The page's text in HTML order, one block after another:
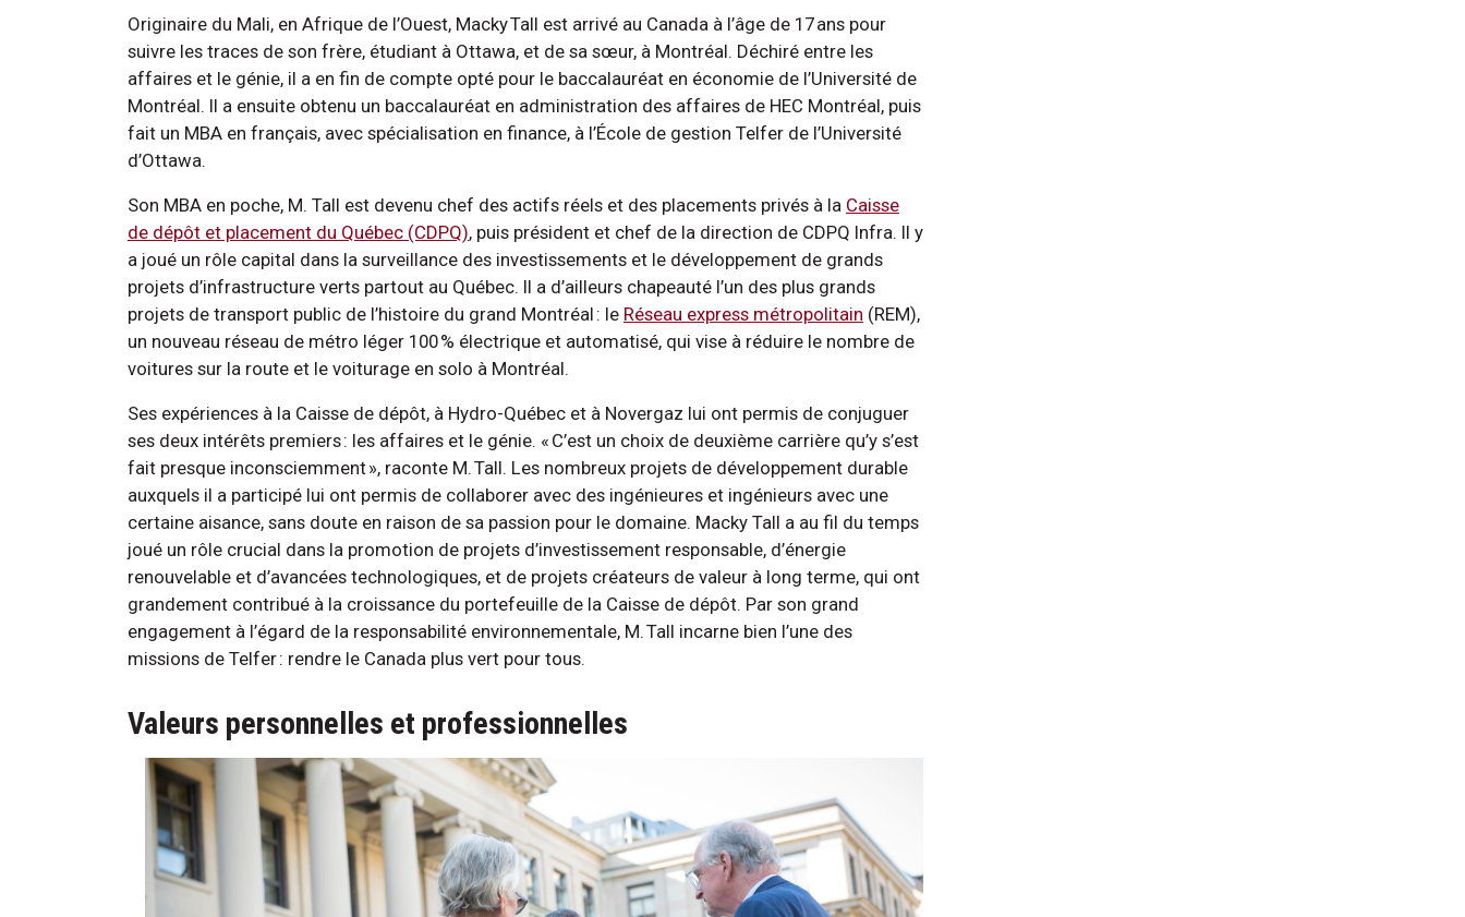
Originaire du Mali, en Afrique de l’Ouest, Macky Tall est arrivé au Canada à l’âge de 17 ans pour
suivre les traces de son frère, étudiant à Ottawa, et de sa sœur, à Montréal. Déchiré entre les
affaires et le génie, il a en fin de compte opté pour le baccalauréat en économie de l’Université de
Montréal. Il a ensuite obtenu un baccalauréat en administration des affaires de HEC Montréal, puis
fait un MBA en français, avec spécialisation en finance, à l’École de gestion Telfer de l’Université
d’Ottawa.
Son MBA en poche, M. Tall est devenu chef des actifs réels et des placements privés à la Caisse
de dépôt et placement du Québec (CDPQ), puis président et chef de la direction de CDPQ Infra. Il y
a joué un rôle capital dans la surveillance des investissements et le développement de grands
projets d’infrastructure verts partout au Québec. Il a d’ailleurs chapeauté l’un des plus grands
projets de transport public de l’histoire du grand Montréal : le Réseau express métropolitain (REM),
un nouveau réseau de métro léger 100 % électrique et automatisé, qui vise à réduire le nombre de
voitures sur la route et le voiturage en solo à Montréal.
Ses expériences à la Caisse de dépôt, à Hydro-Québec et à Novergaz lui ont permis de conjuguer
ses deux intérêts premiers : les affaires et le génie. « C’est un choix de deuxième carrière qu’y s’est
fait presque inconsciemment », raconte M. Tall. Les nombreux projets de développement durable
auxquels il a participé lui ont permis de collaborer avec des ingénieures et ingénieurs avec une
certaine aisance, sans doute en raison de sa passion pour le domaine. Macky Tall a au fil du temps
joué un rôle crucial dans la promotion de projets d’investissement responsable, d’énergie
renouvelable et d’avancées technologiques, et de projets créateurs de valeur à long terme, qui ont
grandement contribué à la croissance du portefeuille de la Caisse de dépôt. Par son grand
engagement à l’égard de la responsabilité environnementale, M. Tall incarne bien l’une des
missions de Telfer : rendre le Canada plus vert pour tous.
Valeurs personnelles et professionnelles